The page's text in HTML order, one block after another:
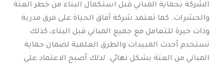
الشركة بحماية المباني قبل استكمال البناء من خطر العتة
والحشرات. كما تعتمد شركة آفاق الحياة على فرق مدربة
وذات خبرة للتعامل مع جميع المباني قبل البناء، كذلك
تستخدم أحدث المبيدات والطرق العلمية لضمان حماية
المباني من العتة بشكل نهائي. لذلك أصبح الاعتماد على